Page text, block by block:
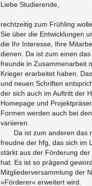
Liebe Stu­die­ren­de,
recht­zei­tig zum Früh­ling
Sie über die Ent­wick­lun­gen
die Ihr In­ter­es­se, Ihre
die­nen. Da ist zum einen
freun­de in Zu­sam­men­ar­beit
Krie­ger er­ar­bei­tet haben.
und neuen Schrif­ten
der sich auch im Auf­tritt der
Home­page und
For­men wer­den auch bei
va­ri­ie­ren.
Da ist zum an­de­ren das
freud­ne der hfg, das sich im
stärkt aus der För­de­rung
hat. Es ist so prä­gend
Mit­glie­der­ver­samm­lung der
»För­de­rer« er­wei­tert wird.